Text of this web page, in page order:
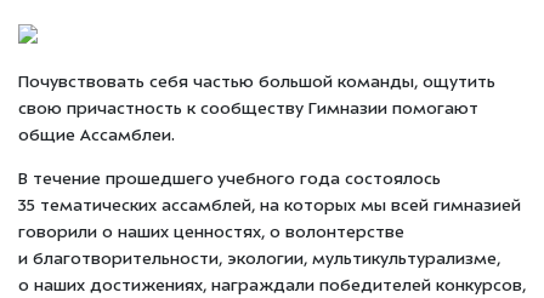
Почувствовать себя частью большой команды, ощутить
свою причастность к сообществу Гимназии помогают
общие Ассамблеи.
В течение прошедшего учебного года состоялось
35 тематических ассамблей, на которых мы всей гимназией
говорили о наших ценностях, о волонтерстве
и благотворительности, экологии, мультикультурализме,
о наших достижениях, награждали победителей конкурсов,